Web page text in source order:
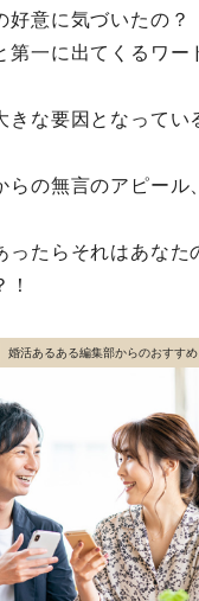
好意に気づいたの？
第一に出てくるワー
きな要因となってい
らの無言のアピール
ったらそれはあなた
婚活あるある編集部からのおすすめ